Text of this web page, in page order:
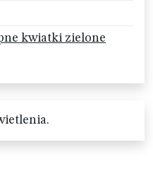
kwiatki zielone